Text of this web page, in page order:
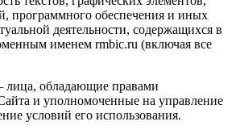
программного обеспечения и иных
деятельности, содержащихся в
именем rmbic.ru (включая все
лица, обладающие правами
и уполномоченные на управление
условий его использования.